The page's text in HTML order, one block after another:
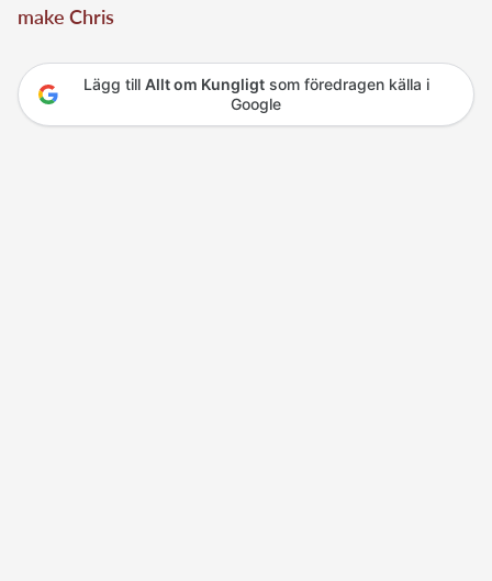
make Chris
Lägg till Allt om Kungligtsom föredragen källa i
Google